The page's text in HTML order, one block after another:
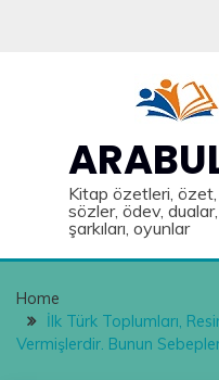
Kitap özetleri,
sözler, ödev,
şarkıları, oyunlar
Home
İlk Türk Toplumları,
Vermişlerdir. Bunun